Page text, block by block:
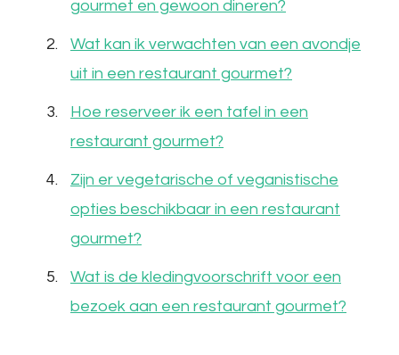
gourmet en gewoon dineren?
Wat kan ik verwachten van een avondje
uit in een restaurant gourmet?
Hoe reserveer ik een tafel in een
restaurant gourmet?
Zijn er vegetarische of veganistische
opties beschikbaar in een restaurant
gourmet?
Wat is de kledingvoorschrift voor een
bezoek aan een restaurant gourmet?